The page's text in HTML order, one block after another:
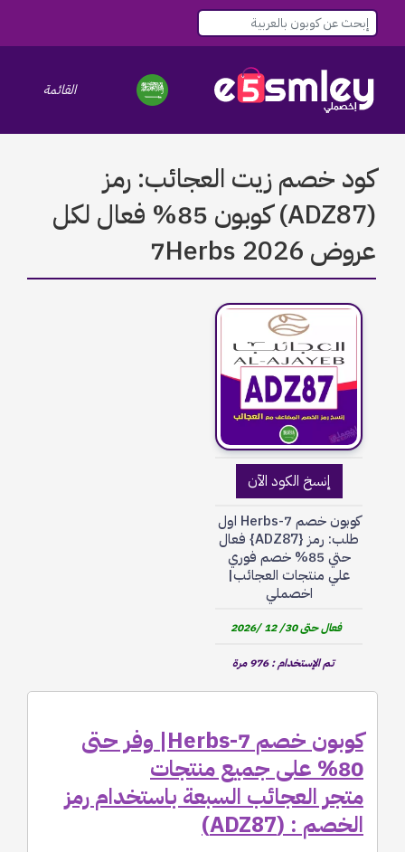
navigation
القائمة
كود خصم زيت العجائب: رمز
(ADZ87) كوبون 85% فعال لكل
عروض 7Herbs 2026
إنسخ الكود الآن
كوبون خصم 7-Herbs اول
طلب: رمز {ADZ87} فعال
حتي 85% خصم فوري
علي منتجات العجائب|
اخصملي
فعال حتى 30/ 12 /2026
تم الإستخدام : 976 مرة
كوبون خصم 7-Herbs| وفر حتى
80% على جميع منتجات
متجر العجائب السبعة باستخدام رمز
الخصم : (ADZ87)